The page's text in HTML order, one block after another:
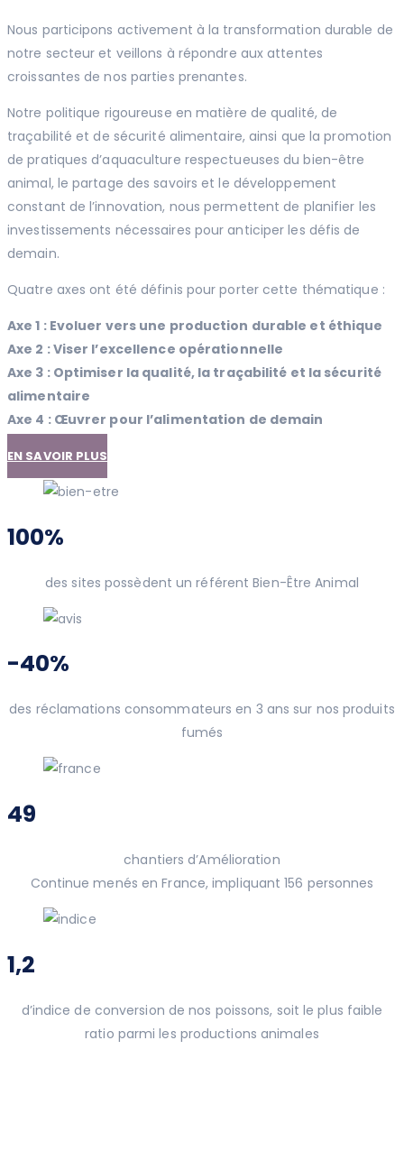
Nous participons activement à la transformation durable de
notre secteur et veillons à répondre aux attentes
croissantes de nos parties prenantes.
Notre politique rigoureuse en matière de qualité, de
traçabilité et de sécurité alimentaire, ainsi que la promotion
de pratiques d’aquaculture respectueuses du bien-être
animal, le partage des savoirs et le développement
constant de l’innovation, nous permettent de planifier les
investissements nécessaires pour anticiper les défis de
demain.
Quatre axes ont été définis pour porter cette thématique :
Axe 1 : Evoluer vers une production durable et éthique
Axe 2 : Viser l’excellence opérationnelle
Axe 3 : Optimiser la qualité, la traçabilité et la sécurité
alimentaire
Axe 4 : Œuvrer pour l’alimentation de demain
EN SAVOIR PLUS
100%
des sites possèdent un référent Bien-Être Animal
-40%
des réclamations consommateurs en 3 ans sur nos produits
fumés
49
chantiers d’Amélioration
Continue menés en France, impliquant 156 personnes
1,2
d’indice de conversion de nos poissons, soit le plus faible
ratio parmi les productions animales